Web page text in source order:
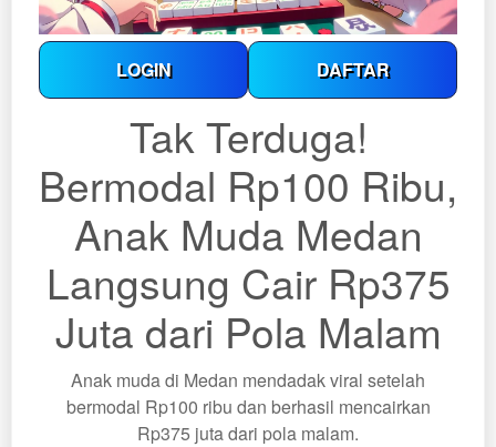
LOGIN DAFTAR
Tak Terduga!
Bermodal Rp100 Ribu,
Anak Muda Medan
Langsung Cair Rp375
Juta dari Pola Malam
Anak muda di Medan mendadak viral setelah
bermodal Rp100 ribu dan berhasil mencairkan
Rp375 juta dari pola malam.